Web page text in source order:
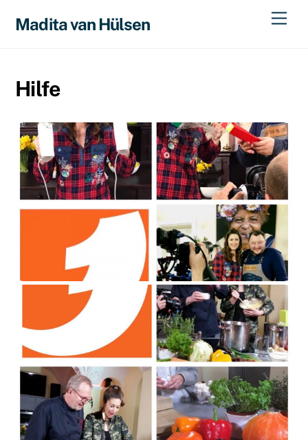
Madita van Hülsen
Hilfe
31. JULI 2018
K1 Magazin
Dienstag, 31. Juli 2018 beikabel eins! Jeder von uns hat sie
zu Hause: Klassische Haushaltsfolien wie Frischhaltefolie,
Alufolie oder Backpapier. AuchK1-Magazin-Reporterin
Madita van Hülsen verwendet die praktischen Küchenhelfer
beinahe täglich. Aber gibt es da preislich Unterschiede und